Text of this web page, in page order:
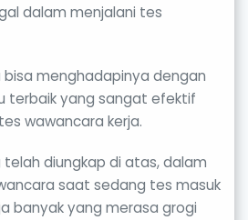
dalam menjalani tes
bisa menghadapinya dengan
terbaik yang sangat efektif
wawancara kerja.
diungkap di atas, dalam
saat sedang tes masuk
banyak yang merasa grogi